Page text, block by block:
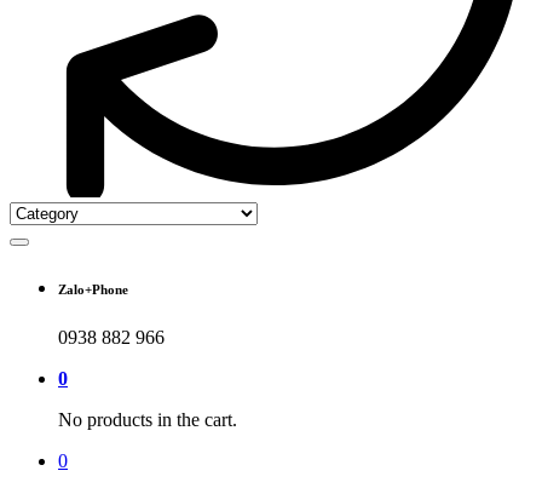
Zalo+Phone
0938 882 966
0
No products in the cart.
0